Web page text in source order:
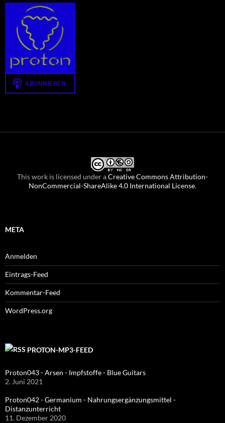
This work is licensed under aCreative Commons Attribution-
NonCommercial-ShareAlike 4.0 International License.
META
Anmelden
Eintrags-Feed
Kommentar-Feed
WordPress.org
PROTON-MP3-FEED
Proton043 - Arsen - Impfstoffe - Blue Guitars
2. Juni 2021
Proton042 - Germanium - Nahrungsergänzungsmittel -
Distanzunterricht
11. Dezember 2020